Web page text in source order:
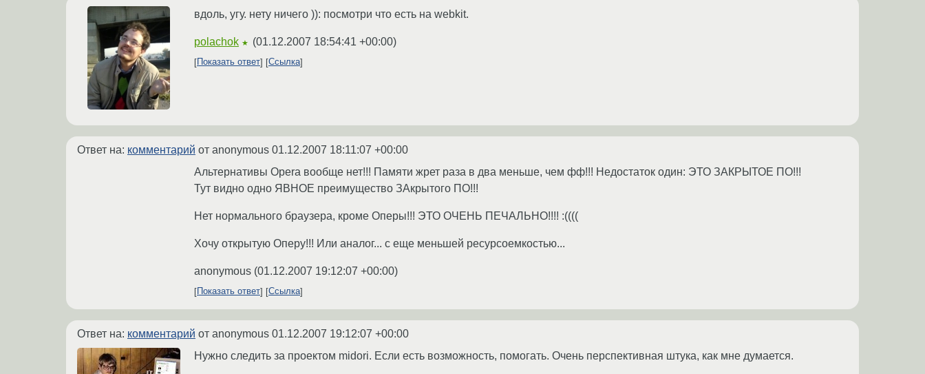
вдоль, угу. нету ничего )): посмотри что есть на webkit.
polachok ★ (01.12.2007 18:54:41 +00:00)
Показать ответ Ссылка
Ответ на: комментарий от anonymous 01.12.2007 18:11:07 +00:00
Альтернативы Opera вообще нет!!! Памяти жрет раза в два меньше, чем фф!!! Недостаток один: ЭТО ЗАКРЫТОЕ ПО!!!
Тут видно одно ЯВНОЕ преимущество ЗАкрытого ПО!!!
Нет нормального браузера, кроме Оперы!!! ЭТО ОЧЕНЬ ПЕЧАЛЬНО!!!! :((((
Хочу открытую Оперу!!! Или аналог... с еще меньшей ресурсоемкостью...
anonymous (01.12.2007 19:12:07 +00:00)
Показать ответ Ссылка
Ответ на: комментарий от anonymous 01.12.2007 19:12:07 +00:00
Нужно следить за проектом midori. Если есть возможность, помогать. Очень перспективная штука, как мне думается.